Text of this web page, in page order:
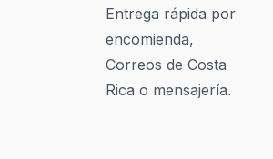
Entrega rápida por
encomienda,
Correos de Costa
Rica o mensajería.